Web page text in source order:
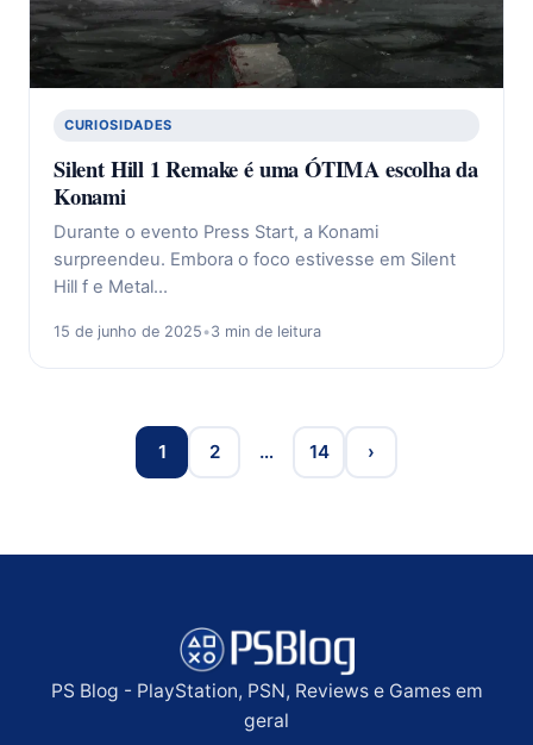
CURIOSIDADES
Silent Hill 1 Remake é uma ÓTIMA escolha da
Konami
Durante o evento Press Start, a Konami
surpreendeu. Embora o foco estivesse em Silent
Hill f e Metal…
15 de junho de 2025•3 min de leitura
1 2 … 14 ›
PS Blog - PlayStation, PSN, Reviews e Games em
geral